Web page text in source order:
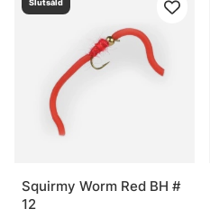
Slutsåld
Squirmy Worm Red BH #
12